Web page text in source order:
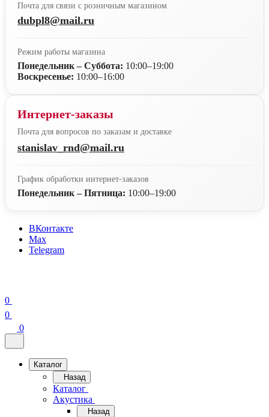
Почта для связи с розничным магазином
dubpl8@mail.ru
Режим работы магазина
Понедельник – Суббота: 10:00–19:00
Воскресенье: 10:00–16:00
Интернет-заказы
Почта для вопросов по заказам и доставке
stanislav_rnd@mail.ru
График обработки интернет-заказов
Понедельник – Пятница: 10:00–19:00
ВКонтакте
Max
Telegram
0
0
0
Каталог
Назад
Каталог
Акустика
Назад